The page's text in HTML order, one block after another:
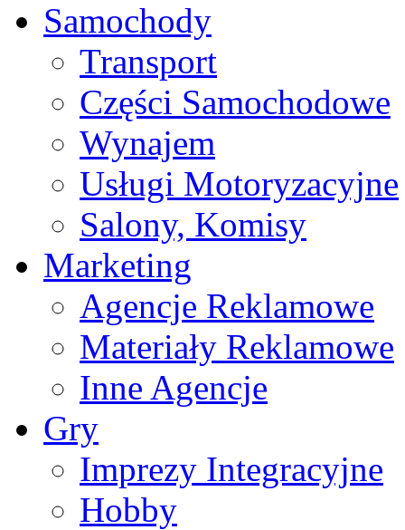
Samochody
Transport
Części Samochodowe
Wynajem
Usługi Motoryzacyjne
Salony, Komisy
Marketing
Agencje Reklamowe
Materiały Reklamowe
Inne Agencje
Gry
Imprezy Integracyjne
Hobby